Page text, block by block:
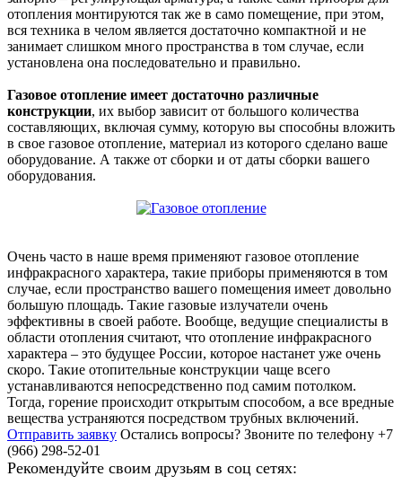
отопления монтируются так же в само помещение, при этом,
вся техника в челом является достаточно компактной и не
занимает слишком много пространства в том случае, если
установлена она последовательно и правильно.
Газовое отопление имеет достаточно различные
конструкции, их выбор зависит от большого количества
составляющих, включая сумму, которую вы способны вложить
в свое газовое отопление, материал из которого сделано ваше
оборудование. А также от сборки и от даты сборки вашего
оборудования.
Очень часто в наше время применяют газовое отопление
инфракрасного характера, такие приборы применяются в том
случае, если пространство вашего помещения имеет довольно
большую площадь. Такие газовые излучатели очень
эффективны в своей работе. Вообще, ведущие специалисты в
области отопления считают, что отопление инфракрасного
характера – это будущее России, которое настанет уже очень
скоро. Такие отопительные конструкции чаще всего
устанавливаются непосредственно под самим потолком.
Тогда, горение происходит открытым способом, а все вредные
вещества устраняются посредством трубных включений.
Отправить заявку Остались вопросы? Звоните по телефону +7
(966) 298-52-01
Рекомендуйте своим друзьям в соц сетях: